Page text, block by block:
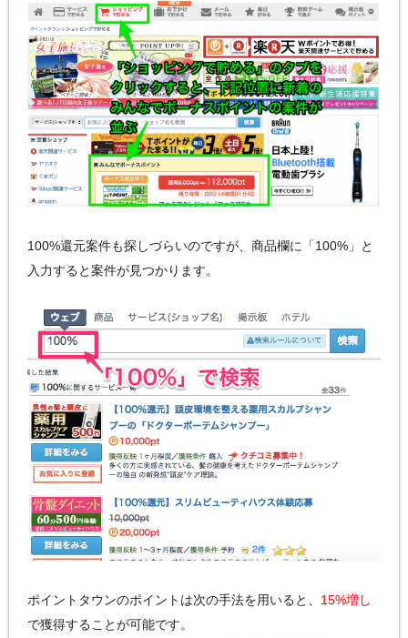
100%還元案件も探しづらいのですが、商品欄に「100%」と
入力すると案件が見つかります。
ポイントタウンのポイントは次の手法を用いると、 15%増し
で獲得することが可能です。